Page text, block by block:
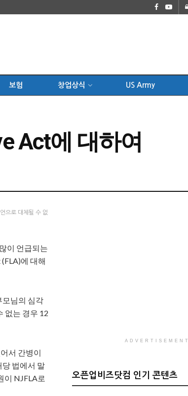
보험 창업상식 US Army
Act에 대하여
으로 대체될 수 없
이 언급되는
에 대해
모님의 심각
없는 경우 12
서 간병이
법에서 말
이 NJFLA로
ADVERTISEMENT
오픈업비즈닷컴 인기 콘텐츠